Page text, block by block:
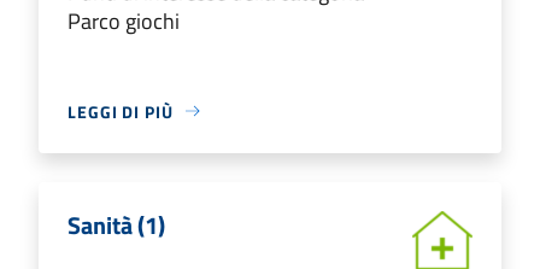
Parco giochi
LEGGI DI PIÙ
Sanità (1)